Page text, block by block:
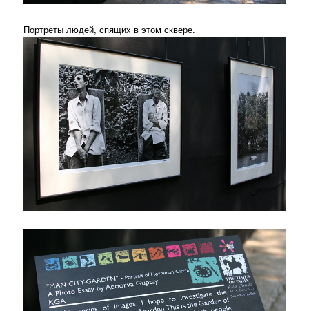
Портреты людей, спящих в этом сквере.